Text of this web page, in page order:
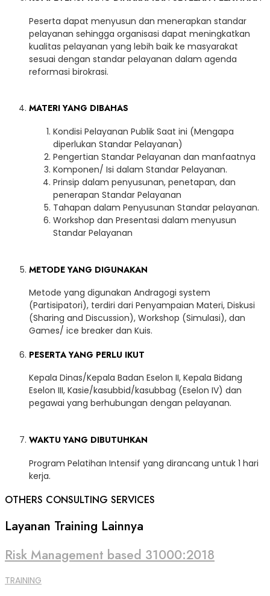
Peserta dapat menyusun dan menerapkan standar
pelayanan sehingga organisasi dapat meningkatkan
kualitas pelayanan yang lebih baik ke masyarakat
sesuai dengan standar pelayanan dalam agenda
reformasi birokrasi.
MATERI YANG DIBAHAS
Kondisi Pelayanan Publik Saat ini (Mengapa
diperlukan Standar Pelayanan)
Pengertian Standar Pelayanan dan manfaatnya
Komponen/ Isi dalam Standar Pelayanan.
Prinsip dalam penyusunan, penetapan, dan
penerapan Standar Pelayanan
Tahapan dalam Penyusunan Standar pelayanan.
Workshop dan Presentasi dalam menyusun
Standar Pelayanan
METODE YANG DIGUNAKAN
Metode yang digunakan Andragogi system
(Partisipatori), terdiri dari Penyampaian Materi, Diskusi
(Sharing and Discussion), Workshop (Simulasi), dan
Games/ ice breaker dan Kuis.
PESERTA YANG PERLU IKUT
Kepala Dinas/Kepala Badan Eselon II, Kepala Bidang
Eselon III, Kasie/kasubbid/kasubbag (Eselon IV) dan
pegawai yang berhubungan dengan pelayanan.
WAKTU YANG DIBUTUHKAN
Program Pelatihan Intensif yang dirancang untuk 1 hari
kerja.
OTHERS CONSULTING SERVICES
Layanan Training Lainnya
Risk Management based 31000:2018
TRAINING